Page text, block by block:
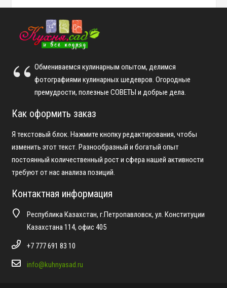
Обмениваемся кулинарным опытом, делимся
фотографиями кулинарных шедевров. Огородные
премудрости, полезные СОВЕТЫ и добрые дела.
Как оформить заказ
Я текстовый блок. Нажмите кнопку редактирования, чтобы
изменить этот текст. Разнообразный и богатый опыт
постоянный количественный рост и сфера нашей активности
требуют от нас анализа позиций.
Контактная информация
Республика Казахстан, г.Петропавловск, ул. Конституции
Казахстана 114, офис 405
+7 777 691 83 10
info@kuhnyasad.ru